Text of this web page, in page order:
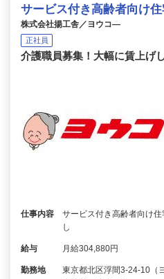
サービス付き高齢者向け
株式会社揚工舎／ヨウコ―
正社員
介護職員募集！大幅に賃上げ
仕事内容
サービス付き高齢者向け
し
給与 月給304,880円
勤務地
東京都北区浮間3-24-10（